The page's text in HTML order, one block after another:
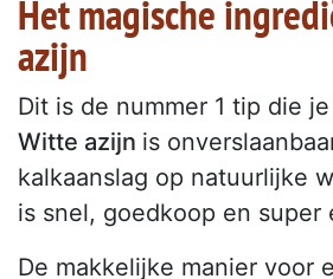
Het magische
azijn
Dit is de nummer 1 tip die
Witte azijn is
kalkaanslag op natuurlijke
is snel, goedkoop en super
De makkelijke manier voor